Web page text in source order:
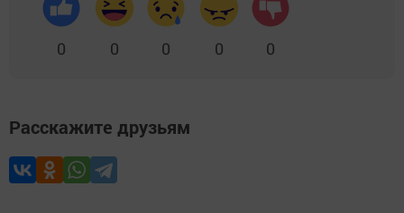
0 0 0 0 0
Расскажите друзьям